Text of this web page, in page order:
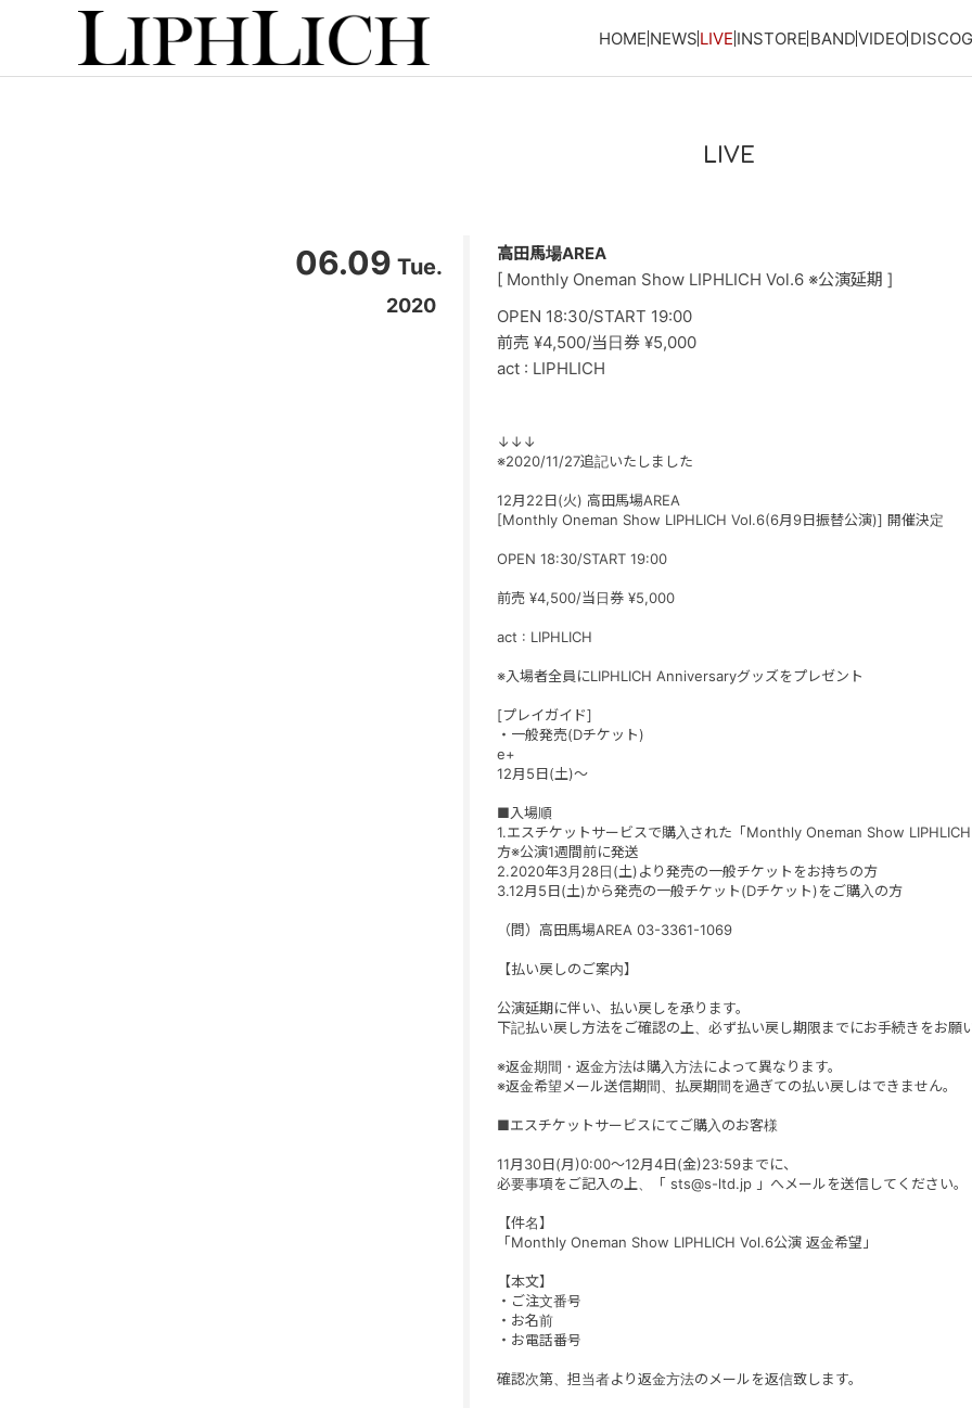
HOME NEWS LIVE INSTORE BANDVIDEO
LIVE
06.09 Tue.
2020
高田馬場AREA
[ Monthly Oneman Show LIPHLICH Vol.6 ※公演延期 ]
OPEN 18:30/START 19:00
前売 ¥4,500/当日券 ¥5,000
act : LIPHLICH
↓↓↓
※2020/11/27追記いたしました
12月22日(火) 高田馬場AREA
[Monthly Oneman Show LIPHLICH Vol.6(6月9日振替公演)] 開催決定
OPEN 18:30/START 19:00
前売 ¥4,500/当日券 ¥5,000
act : LIPHLICH
※入場者全員にLIPHLICH Anniversaryグッズをプレゼント
[プレイガイド]
・一般発売(Dチケット)
e+
12月5日(土)～
■入場順
1.エスチケットサービスで購入された「Monthly Oneman Show
方※公演1週間前に発送
2.2020年3月28日(土)より発売の一般チケットをお持ちの方
3.12月5日(土)から発売の一般チケット(Dチケット)をご購入の方
（問）高田馬場AREA 03-3361-1069
【払い戻しのご案内】
公演延期に伴い、払い戻しを承ります。
下記払い戻し方法をご確認の上、必ず払い戻し期限までにお手続きをお願
※返金期間・返金方法は購入方法によって異なります。
※返金希望メール送信期間、払戻期間を過ぎての払い戻しはできません。
■エスチケットサービスにてご購入のお客様
11月30日(月)0:00～12月4日(金)23:59までに、
必要事項をご記入の上、「 sts@s-ltd.jp 」へメールを送信してください。
【件名】
「Monthly Oneman Show LIPHLICH Vol.6公演 返金希望」
【本文】
・ご注文番号
・お名前
・お電話番号
確認次第、担当者より返金方法のメールを返信致します。